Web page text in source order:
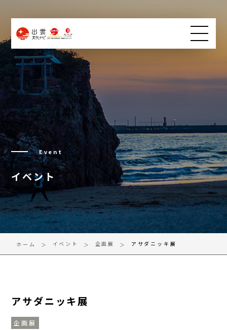
Event
イベント
ホーム イベント 企画展 アサダニッキ展
アサダニッキ展
企画展